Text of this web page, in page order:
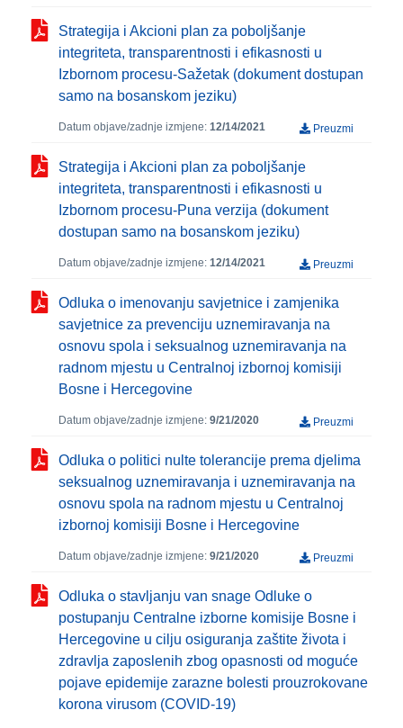
Strategija i Akcioni plan za poboljšanje
integriteta, transparentnosti i efikasnosti u
Izbornom procesu-Sažetak (dokument dostupan
samo na bosanskom jeziku)
Datum objave/zadnje izmjene: 12/14/2021 Preuzmi
Strategija i Akcioni plan za poboljšanje
integriteta, transparentnosti i efikasnosti u
Izbornom procesu-Puna verzija (dokument
dostupan samo na bosanskom jeziku)
Datum objave/zadnje izmjene: 12/14/2021 Preuzmi
Odluka o imenovanju savjetnice i zamjenika
savjetnice za prevenciju uznemiravanja na
osnovu spola i seksualnog uznemiravanja na
radnom mjestu u Centralnoj izbornoj komisiji
Bosne i Hercegovine
Datum objave/zadnje izmjene: 9/21/2020 Preuzmi
Odluka o politici nulte tolerancije prema djelima
seksualnog uznemiravanja i uznemiravanja na
osnovu spola na radnom mjestu u Centralnoj
izbornoj komisiji Bosne i Hercegovine
Datum objave/zadnje izmjene: 9/21/2020 Preuzmi
Odluka o stavljanju van snage Odluke o
postupanju Centralne izborne komisije Bosne i
Hercegovine u cilju osiguranja zaštite života i
zdravlja zaposlenih zbog opasnosti od moguće
pojave epidemije zarazne bolesti prouzrokovane
korona virusom (COVID-19)